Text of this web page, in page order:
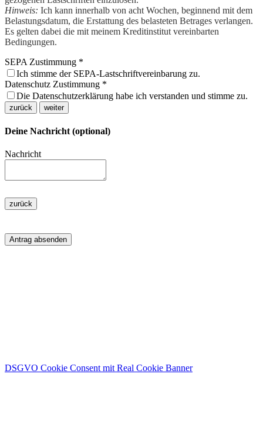
Hinweis: Ich kann innerhalb von acht Wochen, beginnend mit dem
Belastungsdatum, die Erstattung des belasteten Betrages verlangen.
Es gelten dabei die mit meinem Kreditinstitut vereinbarten
Bedingungen.
SEPA Zustimmung *
Ich stimme der SEPA-Lastschriftvereinbarung zu.
Datenschutz Zustimmung *
Die Datenschutzerklärung habe ich verstanden und stimme zu.
zurück weiter
Deine Nachricht (optional)
Nachricht
zurück
Antrag absenden
DSGVO Cookie Consent mit Real Cookie Banner